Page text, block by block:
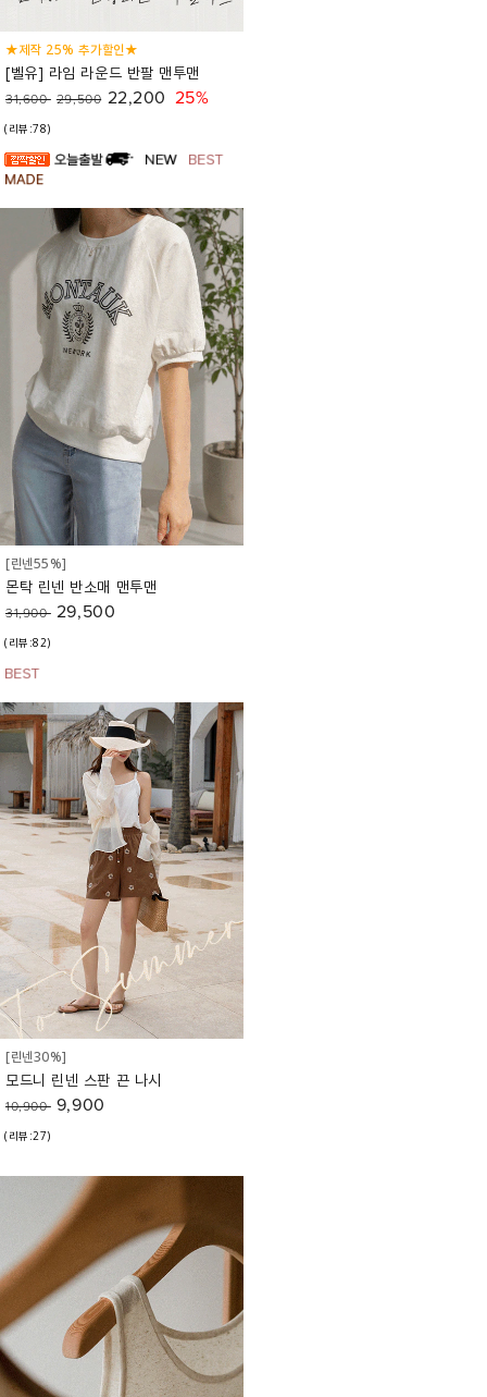
★제작 25% 추가할인★
[벨유] 라임 라운드 반팔 맨투맨
31,600 29,500 22,200 25%
(리뷰:78)
[린넨55%]
몬탁 린넨 반소매 맨투맨
31,900 29,500
(리뷰:82)
[린넨30%]
모드니 린넨 스판 끈 나시
10,900 9,900
(리뷰:27)